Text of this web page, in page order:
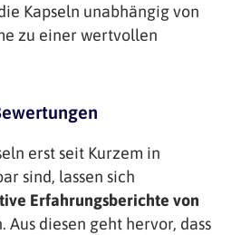
Kapseln unabhängig von
zu einer wertvollen
erst seit Kurzem in
sind, lassen sich
Erfahrungsberichte von
Aus diesen geht hervor, dass